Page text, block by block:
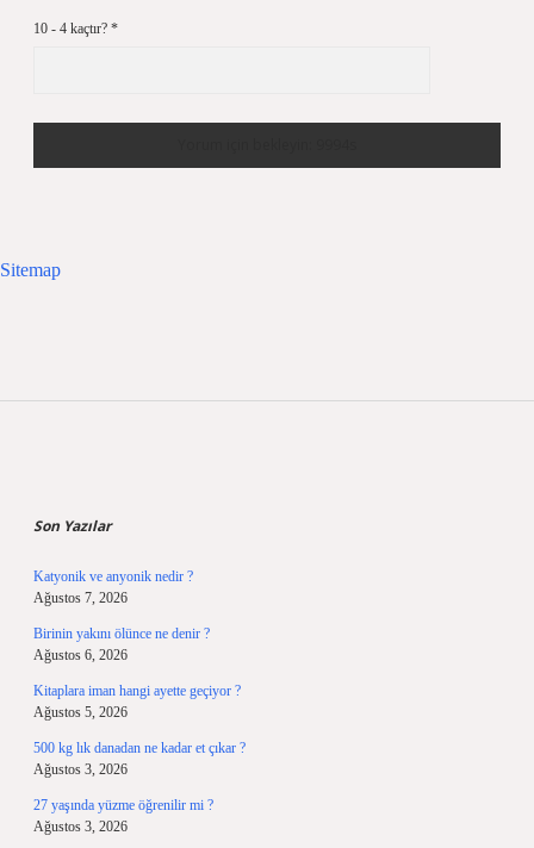
10 - 4 kaçtır? *
Sitemap
Son Yazılar
Katyonik ve anyonik nedir ?
Ağustos 7, 2026
Birinin yakını ölünce ne denir ?
Ağustos 6, 2026
Kitaplara iman hangi ayette geçiyor ?
Ağustos 5, 2026
500 kg lık danadan ne kadar et çıkar ?
Ağustos 3, 2026
27 yaşında yüzme öğrenilir mi ?
Ağustos 3, 2026